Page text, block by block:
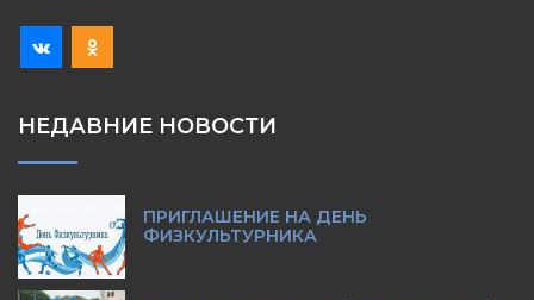
НЕДАВНИЕ НОВОСТИ
ПРИГЛАШЕНИЕ НА ДЕНЬ
ФИЗКУЛЬТУРНИКА